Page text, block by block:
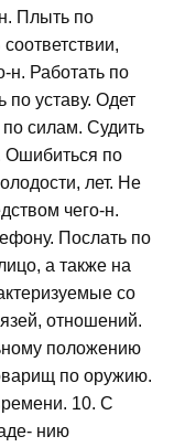
Плыть по
н. Работать по
по уставу. Одет
силам. Судить
Ошибиться по
лет. Не
чего-н.
Послать по
а также на
со
отношений.
положению
по оружию.
10. С
нию